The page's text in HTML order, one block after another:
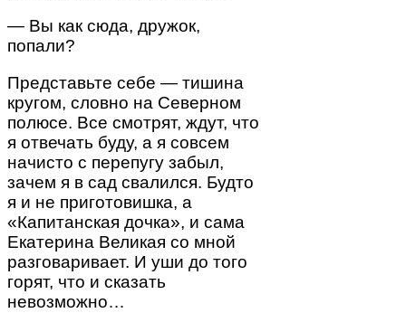
— Вы как сюда, дружок,
попали?
Представьте себе — тишина
кругом, словно на Северном
полюсе. Все смотрят, ждут, что
я отвечать буду, а я совсем
начисто с перепугу забыл,
зачем я в сад свалился. Будто
я и не приготовишка, а
«Капитанская дочка», и сама
Екатерина Великая со мной
разговаривает. И уши до того
горят, что и сказать
невозможно…